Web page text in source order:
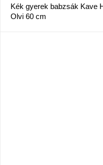
Kék gyerek babzsák Kave
Olvi 60 cm